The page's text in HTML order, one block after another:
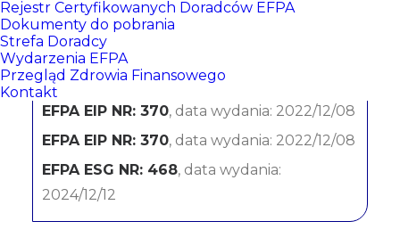
Rejestr Certyfikowanych Doradców EFPA
Dokumenty do pobrania
Strefa Doradcy
Wydarzenia EFPA
Przegląd Zdrowia Finansowego
Kontakt
Julita Machnio
BNP Paribas Bank Polska SA
CERTYFIKATY:
EFPA EIP NR: 370, data wydania: 2022/12/08
EFPA EIP NR: 370, data wydania: 2022/12/08
EFPA ESG NR: 468, data wydania:
2024/12/12